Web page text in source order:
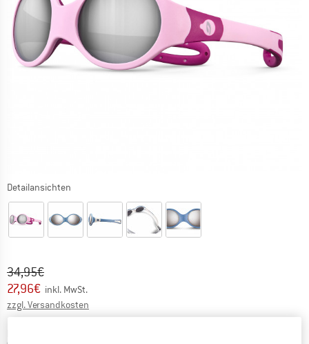
Detailansichten
Ursprünglicher Preis :
34,95€
Preis:
27,96€ inkl. MwSt.
zzgl. Versandkosten